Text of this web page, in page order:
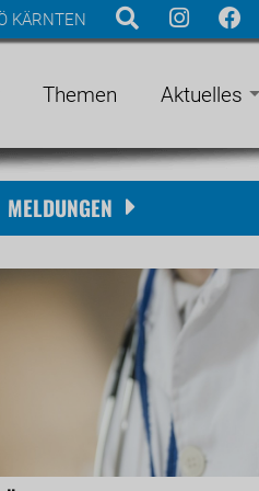
KÄRNTEN
Themen Aktuelles
MELDUNGEN